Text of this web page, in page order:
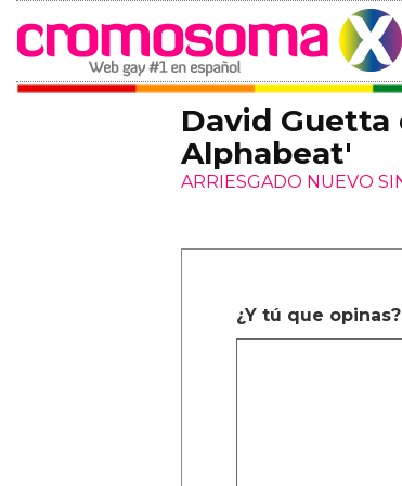
David Guetta
Alphabeat'
ARRIESGADO NUEVO
¿Y tú que opinas?